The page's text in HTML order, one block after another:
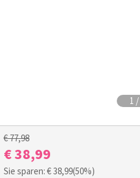
1 /
€ 77,98
€ 38,99
Sie sparen: €38,99(50%)